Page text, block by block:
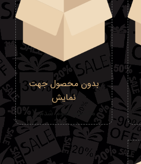
بدون محصول جهت
نمایش
متاسفم تموم شدم :(